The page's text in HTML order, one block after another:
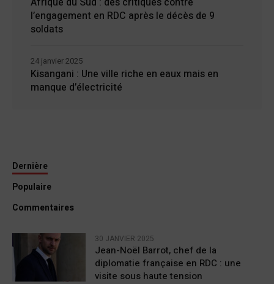
l’engagement en RDC après le décès de 9
soldats
Kisangani : Une ville riche en eaux mais en
manque d’électricité
24 janvier 2025
Dernière
Populaire
Commentaires
30 JANVIER 2025
Jean-Noël Barrot, chef de la
diplomatie française en RDC : une
visite sous haute tension